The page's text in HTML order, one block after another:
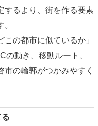
するより、街を作る要素
の都市に似ているか」
の動き、移動ルート、
の輪郭がつかみやすく